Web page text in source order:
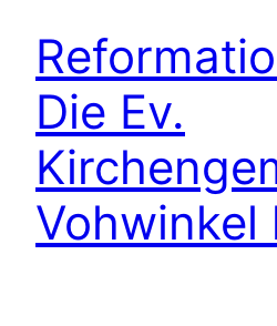
Die Ev.
Vohwinkel